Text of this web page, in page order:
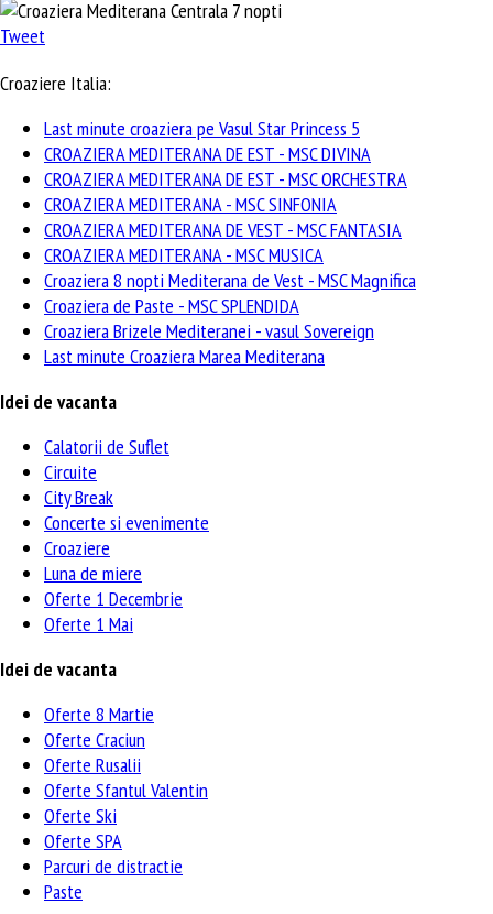
Tweet
Croaziere Italia:
Last minute croaziera pe Vasul Star Princess 5
CROAZIERA MEDITERANA DE EST - MSC DIVINA
CROAZIERA MEDITERANA DE EST - MSC ORCHESTRA
CROAZIERA MEDITERANA - MSC SINFONIA
CROAZIERA MEDITERANA DE VEST - MSC FANTASIA
CROAZIERA MEDITERANA - MSC MUSICA
Croaziera 8 nopti Mediterana de Vest - MSC Magnifica
Croaziera de Paste - MSC SPLENDIDA
Croaziera Brizele Mediteranei - vasul Sovereign
Last minute Croaziera Marea Mediterana
Idei de vacanta
Calatorii de Suflet
Circuite
City Break
Concerte si evenimente
Croaziere
Luna de miere
Oferte 1 Decembrie
Oferte 1 Mai
Idei de vacanta
Oferte 8 Martie
Oferte Craciun
Oferte Rusalii
Oferte Sfantul Valentin
Oferte Ski
Oferte SPA
Parcuri de distractie
Paste